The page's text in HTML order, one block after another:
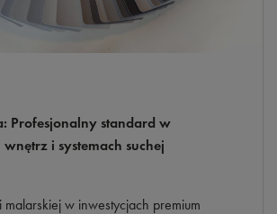
Profesjonalny standard w
i systemach suchej
malarskiej w inwestycjach premium